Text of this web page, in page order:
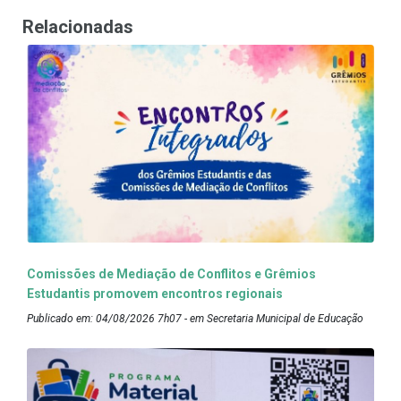
Relacionadas
Comissões de Mediação de Conflitos e Grêmios
Estudantis promovem encontros regionais
Publicado em: 04/08/2026 7h07 - em Secretaria Municipal de Educação